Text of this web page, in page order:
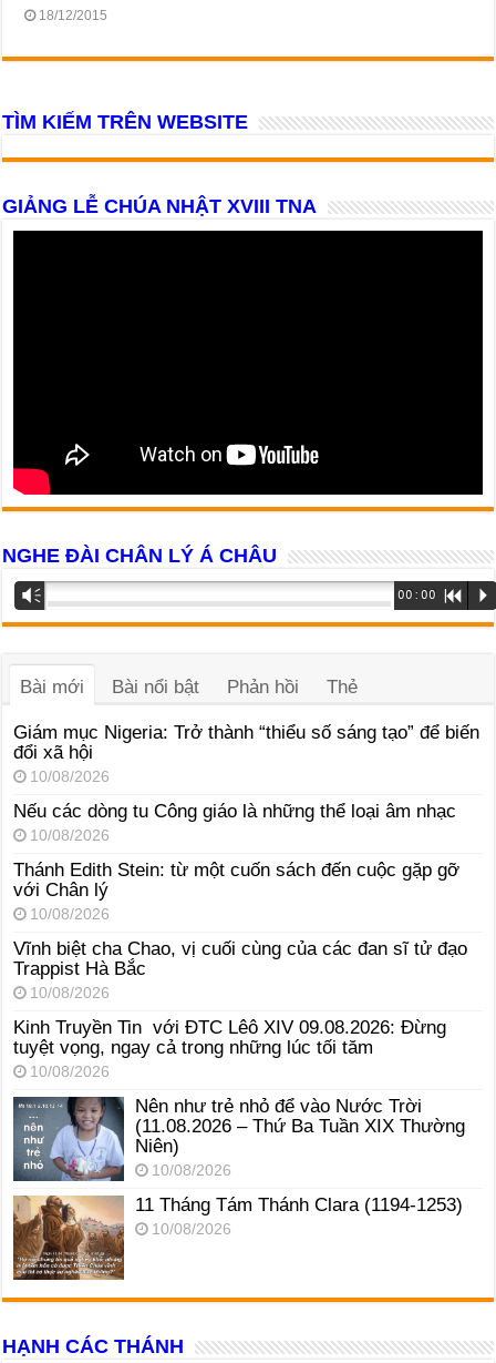
18/12/2015
TÌM KIẾM TRÊN WEBSITE
GIẢNG LỄ CHÚA NHẬT XVIII TNA
NGHE ĐÀI CHÂN LÝ Á CHÂU
Trình
phát
âm
Vm 00:00 R P
Bài mới Bài nổi bật Phản hồi Thẻ
Giám mục Nigeria: Trở thành “thiểu số sáng tạo” để biến
đổi xã hội
10/08/2026
Nếu các dòng tu Công giáo là những thể loại âm nhạc
10/08/2026
Thánh Edith Stein: từ một cuốn sách đến cuộc gặp gỡ
với Chân lý
10/08/2026
Vĩnh biệt cha Chao, vị cuối cùng của các đan sĩ tử đạo
Trappist Hà Bắc
10/08/2026
Kinh Truyền Tin với ĐTC Lêô XIV 09.08.2026: Đừng
tuyệt vọng, ngay cả trong những lúc tối tăm
10/08/2026
Nên như trẻ nhỏ để vào Nước Trời
(11.08.2026 – Thứ Ba Tuần XIX Thường
Niên)
10/08/2026
11 Tháng Tám Thánh Clara (1194-1253)
10/08/2026
HẠNH CÁC THÁNH